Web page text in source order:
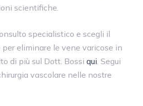
scientifiche.
specialistico e scegli il
eliminare le vene varicose in
di più sul Dott. Bossi qui . Segui
vascolare nelle nostre